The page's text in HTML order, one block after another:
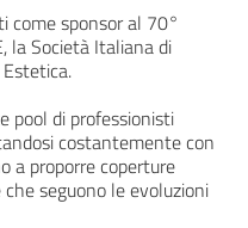
come sponsor al 70°
la Società Italiana di
pool di professionisti
costantemente con
a proporre coperture
seguono le evoluzioni